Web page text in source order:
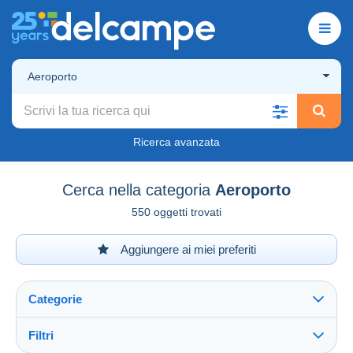
Aeroporto
Ricerca avanzata
Cerca nella categoria Aeroporto
550 oggetti trovati
Aggiungere ai miei preferiti
Categorie
Filtri